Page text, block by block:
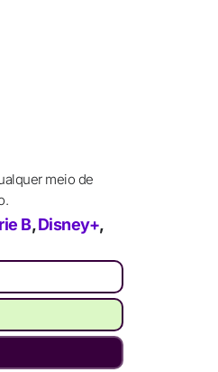
meio de
B,Disney+,